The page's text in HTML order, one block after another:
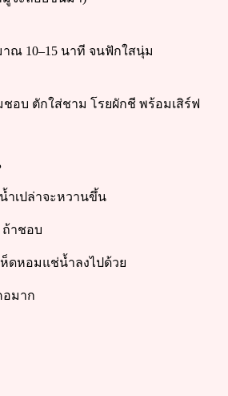
ณ 10–15 นาที จนฟักใสนุ่ม
อบ ตักใส่ชาม โรยผักชี พร้อมเสิร์ฟ
ำเปล่าจะหวานขึ้น
ถ้าชอบ
ดหอมแช่น้ำลงไปด้วย
อมาก